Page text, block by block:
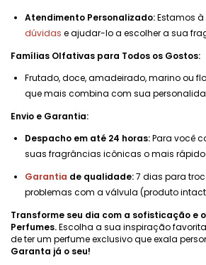
Atendimento Personalizado:Estamos
dúvidas e ajudar-lo a escolher a sua
Famílias Olfativas para Todos os Gostos:
Frutado, doce, amadeirado, marino ou
que mais combina com sua
Envio e Garantia:
Despacho em até 24 horas:Para você
suas fragrâncias icônicas o mais rápido
Garantia de qualidade:7 dias para
problemas com a válvula (produto
Transforme seu dia com a sofisticação e o
Perfumes.Escolha a sua inspiração
de ter um perfume exclusivo que exala
Garanta já o seu!